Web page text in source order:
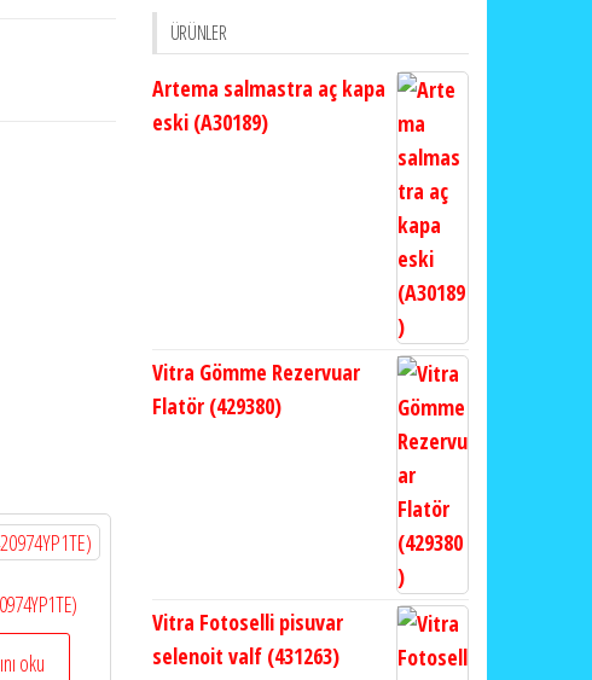
oku
ÜRÜNLER
Artema salmastra aç kapa
eski (A30189)
Vitra Gömme Rezervuar
Flatör (429380)
Vitra Fotoselli pisuvar
selenoit valf (431263)